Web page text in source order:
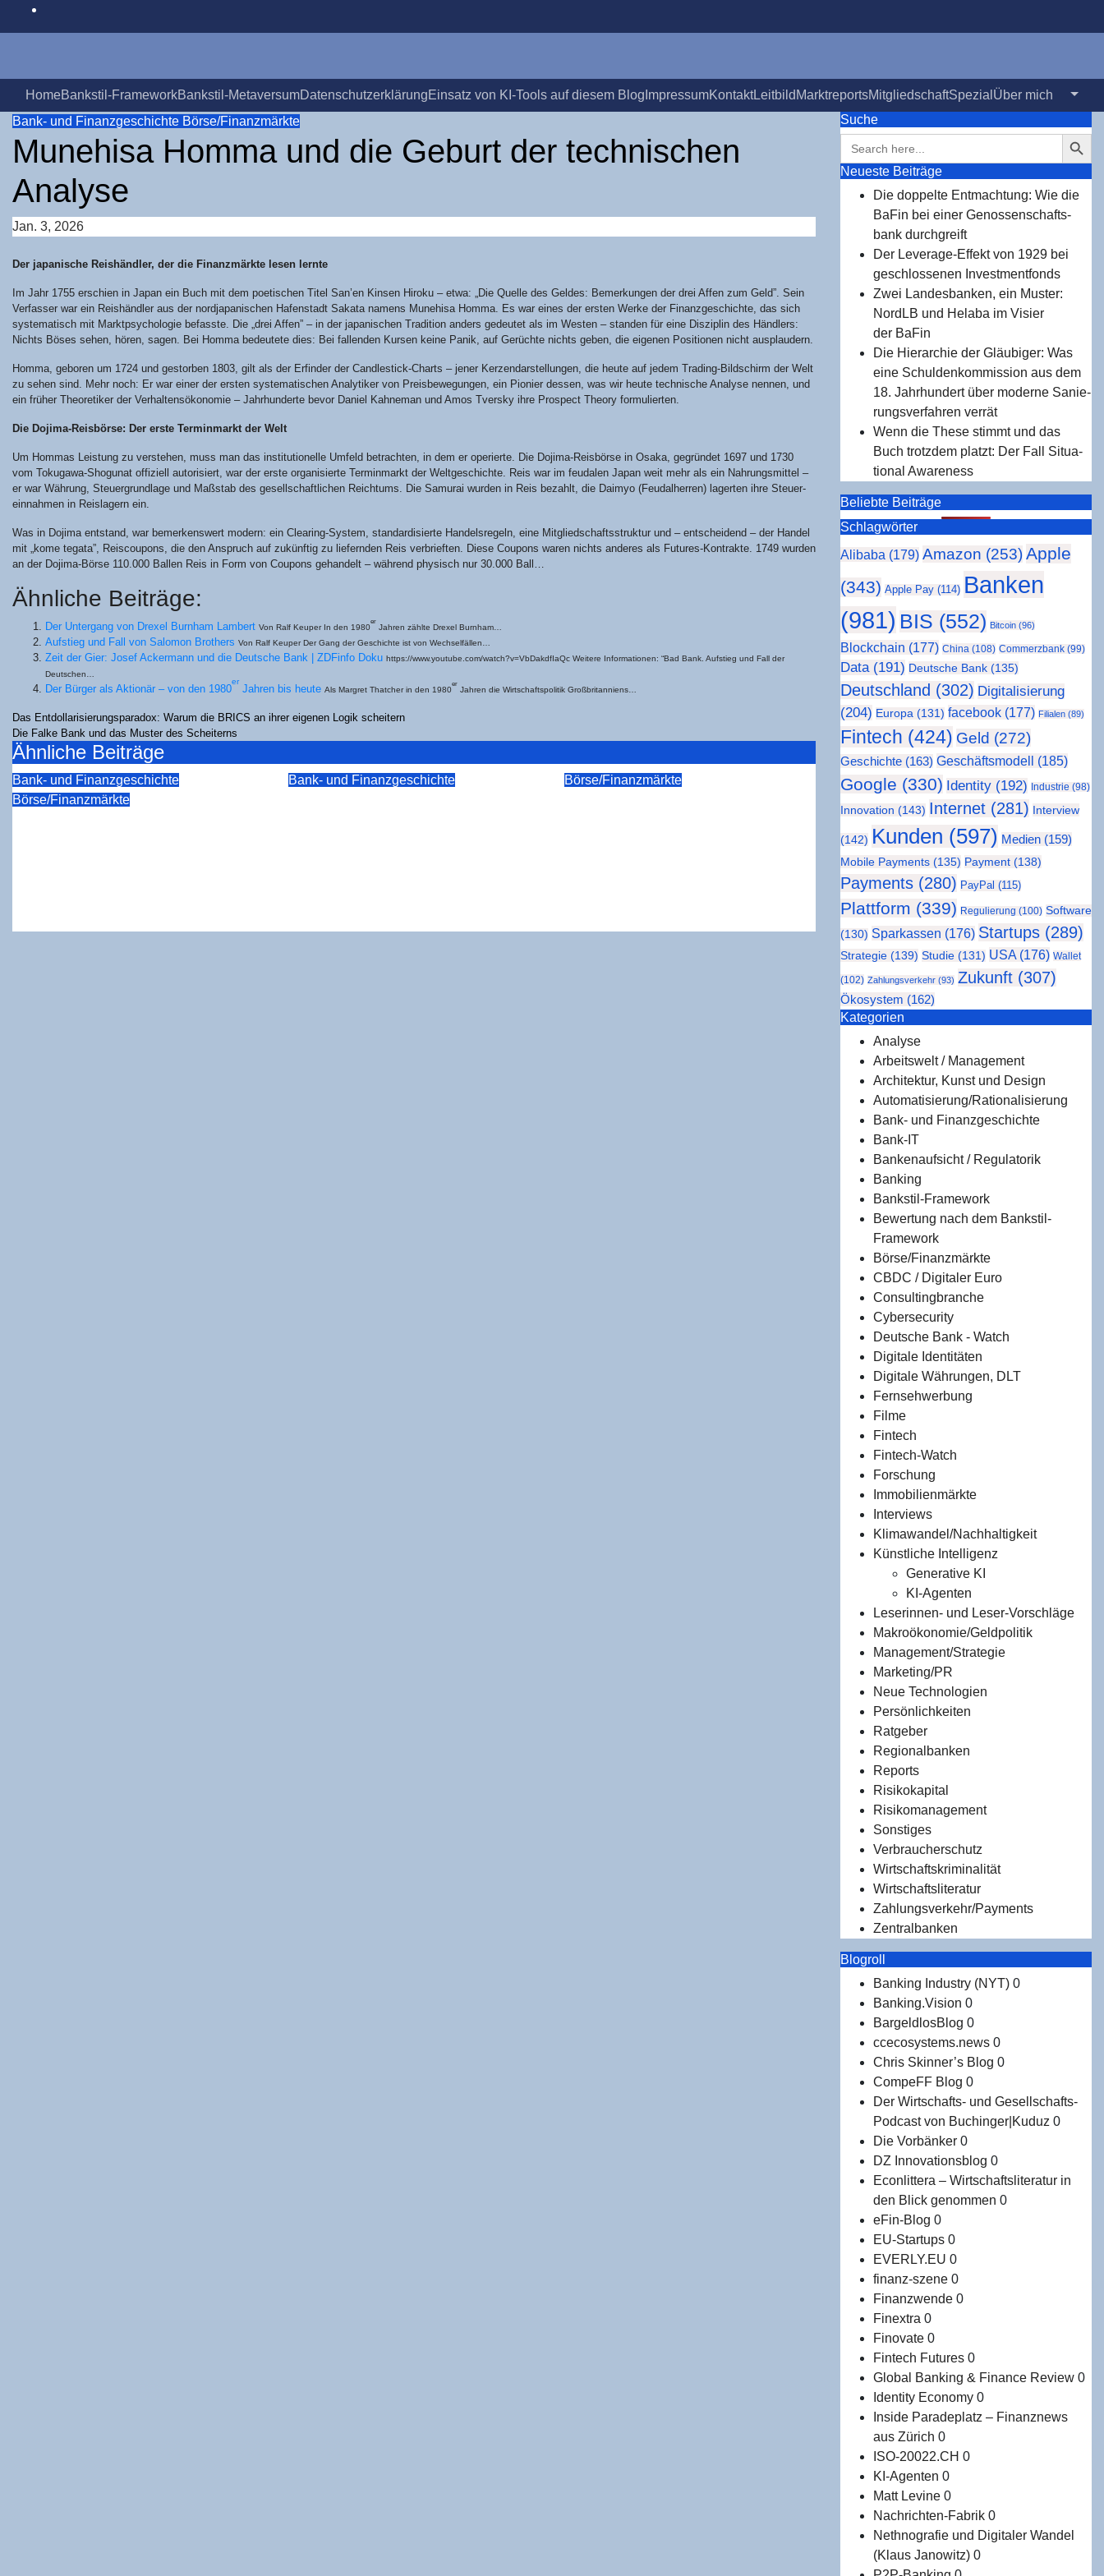
HomeBank­stil-Frame­workBank­stil-Meta­ver­sumDaten­schutz­er­klä­rungEin­satz von KI-Tools auf die­sem Blog Impres­sumKon­taktLeit­bild Markt­re­portsMit­glied­schaftSpe­zi­al Über mich
Bank- und Finanzgeschichte Börse/Finanzmärkte
Mun­ehi­sa Hom­ma und die Geburt der tech­ni­schen
Analyse
Jan. 3, 2026
Der japa­ni­sche Reis­händ­ler, der die Finanz­märk­te lesen lernte
Im Jahr 1755 erschien in Japan ein Buch mit dem poe­ti­schen Titel San’en Kin­sen Hiro­ku – etwa: „Die Quel­le des Gel­des: Bemer­kun­gen der drei Affen zum Geld”. Sein
Ver­fas­ser war ein Reis­händ­ler aus der nord­ja­pa­ni­schen Hafen­stadt Saka­ta namens Mun­ehi­sa Hom­ma. Es war eines der ers­ten Wer­ke der Finanz­ge­schich­te, das sich
sys­te­ma­tisch mit Markt­psy­cho­lo­gie befass­te. Die „drei Affen” – in der japa­ni­schen Tra­di­ti­on anders gedeu­tet als im Wes­ten – stan­den für eine Dis­zi­plin des Händ­lers:
Nichts Böses sehen, hören, sagen. Bei Hom­ma bedeu­te­te dies: Bei fal­len­den Kur­sen kei­ne Panik, auf Gerüch­te nichts geben, die eige­nen Posi­tio­nen nicht ausplaudern.
Hom­ma, gebo­ren um 1724 und gestor­ben 1803, gilt als der Erfin­der der Cand­le­stick-Charts – jener Ker­zen­dar­stel­lun­gen, die heu­te auf jedem Tra­ding-Bild­schirm der Welt
zu sehen sind. Mehr noch: Er war einer der ers­ten sys­te­ma­ti­schen Ana­ly­ti­ker von Preis­be­we­gun­gen, ein Pio­nier des­sen, was wir heu­te tech­ni­sche Ana­ly­se nen­nen, und
ein frü­her Theo­re­ti­ker der Ver­hal­tens­öko­no­mie – Jahr­hun­der­te bevor Dani­el Kah­ne­man und Amos Tvers­ky ihre Pro­s­pect Theo­ry formulierten.
Die Doji­ma-Reis­bör­se: Der ers­te Ter­min­markt der Welt
Um Hom­mas Leis­tung zu ver­ste­hen, muss man das insti­tu­tio­nel­le Umfeld betrach­ten, in dem er ope­rier­te. Die Doji­ma-Reis­bör­se in Osa­ka, gegrün­det 1697 und 1730
vom Toku­ga­wa-Shog­u­nat offi­zi­ell auto­ri­siert, war der ers­te orga­ni­sier­te Ter­min­markt der Welt­ge­schich­te. Reis war im feu­da­len Japan weit mehr als ein Nah­rungs­mit­tel –
er war Wäh­rung, Steu­er­grund­la­ge und Maß­stab des gesell­schaft­li­chen Reich­tums. Die Samu­rai wur­den in Reis bezahlt, die Dai­myo (Feu­dal­her­ren) lager­ten ihre Steu­er­
ein­nah­men in Reis­la­gern ein.
Was in Doji­ma ent­stand, war bemer­kens­wert modern: ein Clea­ring-Sys­tem, stan­dar­di­sier­te Han­dels­re­geln, eine Mit­glied­schafts­struk­tur und – ent­schei­dend – der Han­del
mit „kome tega­ta”, Reis­cou­pons, die den Anspruch auf zukünf­tig zu lie­fern­den Reis ver­brief­ten. Die­se Cou­pons waren nichts ande­res als Futures-Kon­trak­te. 1749 wur­den
an der Doji­ma-Bör­se 110.000 Bal­len Reis in Form von Cou­pons gehan­delt – wäh­rend phy­sisch nur 30.000 Ball…
Ähn­li­che Beiträge:
Der Unter­gang von Dre­xel Burn­ham Lam­bert Von Ralf Keu­per In den 1980
er
Jah­ren zähl­te Dre­xel Burnham…
Auf­stieg und Fall von Salo­mon Brot­hers Von Ralf Keu­per Der Gang der Geschich­te ist von Wechselfällen…
Zeit der Gier: Josef Acker­mann und die Deut­sche Bank | ZDF­in­fo Doku https://www.youtube.com/watch?v=VbDakdfIaQc Wei­te­re Infor­ma­tio­nen: “Bad Bank. Auf­stieg und Fall der
Deutschen…
Der Bür­ger als Aktio­när – von den 1980
er
Jah­ren bis heu­te Als Mar­gret That­cher in den 1980
er
Jah­ren die Wirt­schafts­po­li­tik Großbritanniens…
Beitragsnavigation
Das Ent­dol­la­ri­sie­rungs­pa­ra­dox: War­um die BRICS an ihrer eige­nen Logik scheitern
Die Fal­ke Bank und das Mus­ter des Scheiterns
Ähnliche Beiträge
Bank- und Finanzgeschichte
Börse/Finanzmärkte
Bank- und Finanzgeschichte Börse/Finanzmärkte
Suche
Search
for:
Search Button
Neu­es­te Beiträge
Die dop­pel­te Ent­mach­tung: Wie die
BaFin bei einer Genos­sen­schafts­
bank durchgreift
Der Levera­ge-Effekt von 1929 bei
geschlos­se­nen Investmentfonds
Zwei Lan­des­ban­ken, ein Mus­ter:
NordLB und Hela­ba im Visier
der BaFin
Die Hier­ar­chie der Gläu­bi­ger: Was
eine Schul­den­kom­mis­si­on aus dem
18. Jahr­hun­dert über moder­ne Sanie­
rungs­ver­fah­ren verrät
Wenn die The­se stimmt und das
Buch trotz­dem platzt: Der Fall Situa­
tio­nal Awareness
Beliebte Beiträge
Schlag­wör­ter
Alibaba (179) Amazon (253)Apple
(343) Apple Pay (114) Banken
(981) BIS (552) Bitcoin (96)
Blockchain (177) China (108) Commerzbank (99)
Data(191) Deutsche Bank (135)
Deutschland (302) Digitalisierung
(204) Europa (131) facebook (177) Filialen (89)
Fintech (424) Geld (272)
Geschichte (163) Geschäftsmodell (185)
Google (330) Identity (192) Industrie (98)
Innovation (143) Internet (281) Interview
(142) Kunden (597) Medien (159)
Mobile Payments (135) Payment (138)
Payments (280) PayPal (115)
Plattform (339) Regulierung (100) Software
(130) Sparkassen (176) Startups (289)
Strategie (139) Studie (131) USA (176) Wallet
(102) Zahlungsverkehr (93) Zukunft (307)
Ökosystem (162)
Kate­go­rien
Analyse
Arbeitswelt / Management
Architektur, Kunst und Design
Automatisierung/Rationalisierung
Bank- und Finanzgeschichte
Bank-IT
Bankenaufsicht / Regulatorik
Banking
Bankstil-Framework
Bewertung nach dem Bankstil-
Framework
Börse/Finanzmärkte
CBDC / Digitaler Euro
Consultingbranche
Cybersecurity
Deutsche Bank - Watch
Digitale Identitäten
Digitale Währungen, DLT
Fernsehwerbung
Filme
Fintech
Fintech-Watch
Forschung
Immobilienmärkte
Interviews
Klimawandel/Nachhaltigkeit
Künstliche Intelligenz
Generative KI
KI-Agenten
Leserinnen- und Leser-Vorschläge
Makroökonomie/Geldpolitik
Management/Strategie
Marketing/PR
Neue Technologien
Persönlichkeiten
Ratgeber
Regionalbanken
Reports
Risikokapital
Risikomanagement
Sonstiges
Verbraucherschutz
Wirtschaftskriminalität
Wirtschaftsliteratur
Zahlungsverkehr/Payments
Zentralbanken
Blogroll
Banking Industry (NYT) 0
Banking.Vision 0
BargeldlosBlog 0
ccecosystems.news 0
Chris Skinner’s Blog 0
CompeFF Blog 0
Der Wirtschafts- und Gesellschafts-
Podcast von Buchinger|Kuduz 0
Die Vorbänker 0
DZ Innovationsblog 0
Econlittera – Wirtschaftsliteratur in
den Blick genommen 0
eFin-Blog 0
EU-Startups 0
EVERLY.EU 0
finanz-szene 0
Finanzwende 0
Finextra 0
Finovate 0
Fintech Futures 0
Global Banking & Finance Review 0
Identity Economy 0
Inside Paradeplatz – Finanznews
aus Zürich 0
ISO-20022.CH 0
KI-Agenten 0
Matt Levine 0
Nachrichten-Fabrik 0
Nethnografie und Digitaler Wandel
(Klaus Janowitz) 0